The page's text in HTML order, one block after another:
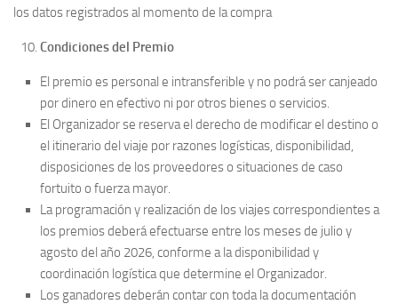
los datos registrados al momento de la compra
Condiciones del Premio
El premio es personal e intransferible y no podrá ser canjeado
por dinero en efectivo ni por otros bienes o servicios.
El Organizador se reserva el derecho de modificar el destino o
el itinerario del viaje por razones logísticas, disponibilidad,
disposiciones de los proveedores o situaciones de caso
fortuito o fuerza mayor.
La programación y realización de los viajes correspondientes a
los premios deberá efectuarse entre los meses de julio y
agosto del año 2026, conforme a la disponibilidad y
coordinación logística que determine el Organizador.
Los ganadores deberán contar con toda la documentación